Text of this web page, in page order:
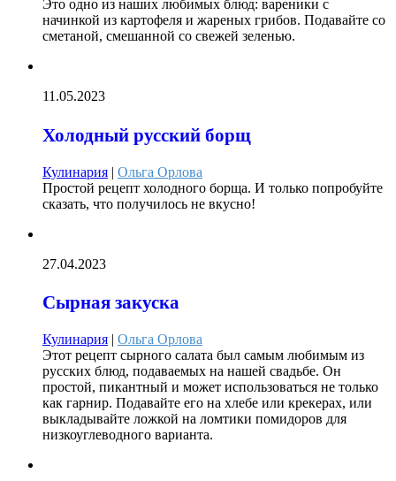
Это одно из наших любимых блюд: вареники с
начинкой из картофеля и жареных грибов. Подавайте со
сметаной, смешанной со свежей зеленью.
11.05.2023
Холодный русский борщ
Кулинария | Ольга Орлова
Простой рецепт холодного борща. И только попробуйте
сказать, что получилось не вкусно!
27.04.2023
Сырная закуска
Кулинария | Ольга Орлова
Этот рецепт сырного салата был самым любимым из
русских блюд, подаваемых на нашей свадьбе. Он
простой, пикантный и может использоваться не только
как гарнир. Подавайте его на хлебе или крекерах, или
выкладывайте ложкой на ломтики помидоров для
низкоуглеводного варианта.